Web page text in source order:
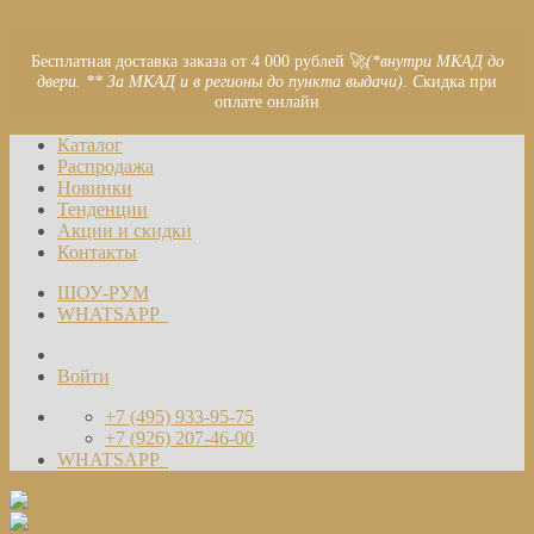
Бесплатная доставка заказа от 4 000 рублей 🚀(*внутри МКАД до
двери. ** За МКАД и в регионы до пункта выдачи). Скидка при
оплате онлайн
Каталог
Распродажа
Новинки
Тенденции
Акции и скидки
Контакты
ШОУ-РУМ
WHATSAPP
Войти
+7 (495) 933-95-75
+7 (926) 207-46-00
WHATSAPP